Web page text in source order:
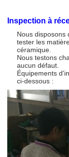
Inspection à
Nous disposons
tester les
céramique.
Nous testons
aucun défaut.
Équipements
ci-dessous :